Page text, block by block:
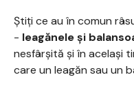
Știți ce au în comun
- leagănele și
nesfârșită și în același
care un leagăn sau un